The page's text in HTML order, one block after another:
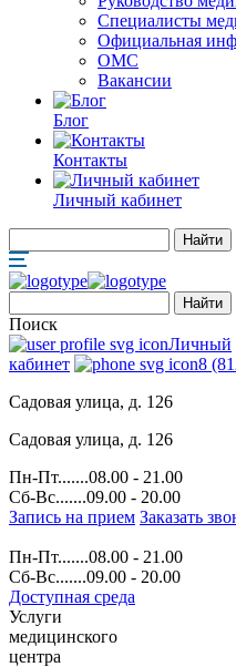
Специалисты
Официальная
ОМС
Вакансии
Блог
Контакты
Личный кабинет
Поиск
Личный
кабинет
8
Садовая улица, д. 126
Садовая улица, д. 126
Пн-Пт.......08.00 - 21.00
Сб-Вс.......09.00 - 20.00
Запись на прием Заказать
Пн-Пт.......08.00 - 21.00
Сб-Вс.......09.00 - 20.00
Доступная среда
Услуги
медицинского
центра